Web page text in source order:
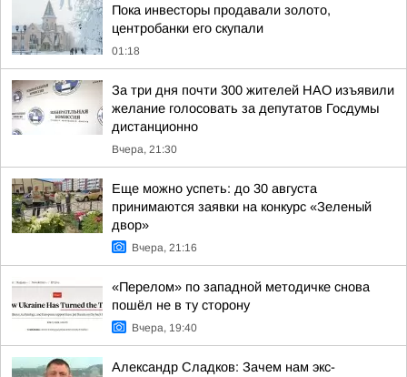
Пока инвесторы продавали золото,
центробанки его скупали
01:18
За три дня почти 300 жителей НАО изъявили
желание голосовать за депутатов Госдумы
дистанционно
Вчера, 21:30
Еще можно успеть: до 30 августа
принимаются заявки на конкурс «Зеленый
двор»
Вчера, 21:16
«Перелом» по западной методичке снова
пошёл не в ту сторону
Вчера, 19:40
Александр Сладков: Зачем нам экс-